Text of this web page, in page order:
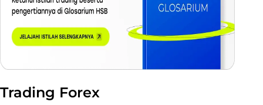
Trading Forex